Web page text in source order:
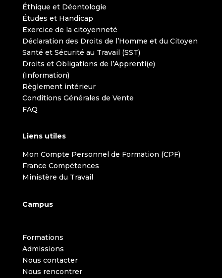
Éthique et Déontologie
Études et Handicap
Exercice de la citoyenneté
Déclaration des Droits de l’Homme et du Citoyen
Santé et Sécurité au Travail (SST)
Droits et Obligations de l’Apprenti(e)
(Information)
Règlement intérieur
Conditions Générales de Vente
FAQ
Liens utiles
Mon Compte Personnel de Formation (CPF)
France Compétences
Ministère du Travail
Campus
Formations
Admissions
Nous contacter
Nous rencontrer